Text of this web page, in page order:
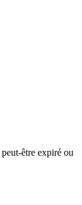
être expiré ou